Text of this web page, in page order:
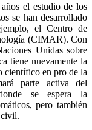
el estudio de los
se han desarrollado
el Centro de
(CIMAR). Con
Unidas sobre
tiene nuevamente la
científico en pro de la
parte activa del
se espera la
pero también
civil.